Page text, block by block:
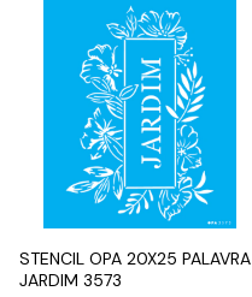
STENCIL OPA 20X25 PALAVRA
JARDIM 3573